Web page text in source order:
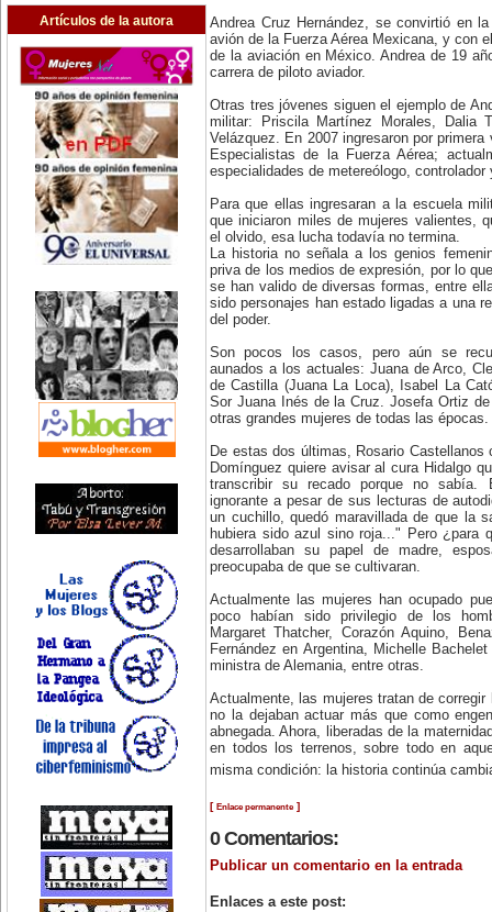
Artículos de la autora
Andrea Cruz Hernández, se convirtió en
avión de la Fuerza Aérea Mexicana, y con
de la aviación en México. Andrea de 19
carrera de piloto aviador.
Otras tres jóvenes siguen el ejemplo de
militar: Priscila Martínez Morales, Dalia
Velázquez. En 2007 ingresaron por
Especialistas de la Fuerza Aérea;
especialidades de metereólogo,
Para que ellas ingresaran a la escuela
que iniciaron miles de mujeres valientes,
el olvido, esa lucha todavía no termina.
La historia no señala a los genios
priva de los medios de expresión, por lo
se han valido de diversas formas, entre
sido personajes han estado ligadas a una
del poder.
Son pocos los casos, pero aún se
aunados a los actuales: Juana de Arco,
de Castilla (Juana La Loca), Isabel La
Sor Juana Inés de la Cruz. Josefa Ortiz
otras grandes mujeres de todas las épocas.
De estas dos últimas, Rosario
Domínguez quiere avisar al cura Hidalgo
transcribir su recado porque no
ignorante a pesar de sus lecturas de
un cuchillo, quedó maravillada de que la
hubiera sido azul sino roja..." Pero ¿para
desarrollaban su papel de madre,
preocupaba de que se cultivaran.
Actualmente las mujeres han ocupado
poco habían sido privilegio de los
Margaret Thatcher, Corazón Aquino,
Fernández en Argentina, Michelle
ministra de Alemania, entre otras.
Actualmente, las mujeres tratan de
no la dejaban actuar más que como
abnegada. Ahora, liberadas de la
en todos los terrenos, sobre todo en
misma condición: la historia continúa
[ Enlace permanente]
0 Comentarios:
Publicar un comentario en la entrada
Enlaces a este post: